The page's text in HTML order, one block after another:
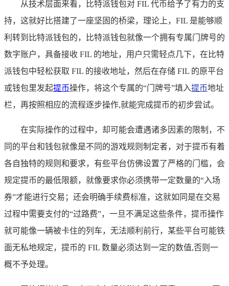
从技术层面来看，比特派钱包对 FIL 代币给予了有力的支
持，这就好比搭建了一座坚固的桥梁，理论上，FIL 是能够顺
利转到比特派钱包的，比特派钱包就像一个拥有专属门牌号的
数字账户，具备接收 FIL 的地址，用户只需轻点几下，在比特
派钱包中轻松获取 FIL 的接收地址，然后在存储 FIL 的原平台
或钱包里发起提币操作，将这个专属的“门牌号”填入提币地址
栏，再按照相应的流程逐步操作,就能完成提币的初步尝试。
在实际操作的过程中，却可能会遭遇诸多因素的限制，不
同的平台和钱包就像是不同的游戏规则制定者，对于提币有着
各自独特的规则和要求，有些平台仿佛设置了严格的门槛，会
规定提币的最低限额，就像要求你必须携带一定数量的“入场
券”才能进行交易；还会明确手续费标准，这就如同是在交易
过程中需要支付的“过路费”，一旦不满足这些条件，提币操作
就可能像一辆被卡住的列车，无法顺利前行，某些平台可能铁
面无私地规定，提币的 FIL 数量必须达到一定的数值,否则一
概不予处理。